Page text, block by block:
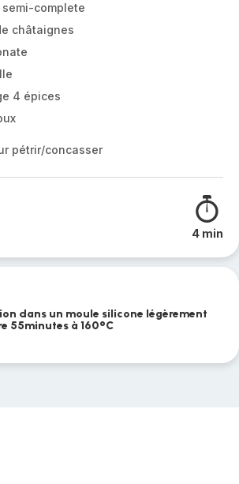
complete
châtaignes
4 épices
pétrir/concasser
4 min
dans un moule silicone légèrement
55minutes à 160°C